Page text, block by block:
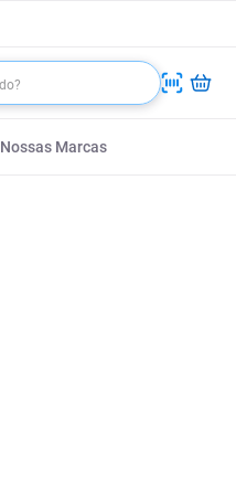
Nossas Marcas